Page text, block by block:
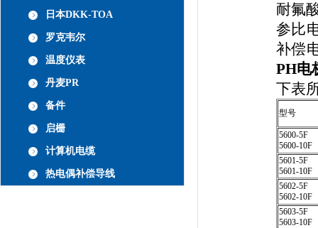
日本DKK-TOA
罗克韦尔
温度仪表
丹麦PR
备件
启栅
计算机电缆
热电偶补偿导线
耐氟
参比
补偿
PH电
下表
型号
5600-5F
5600-10F
5601-5F
5601-10F
5602-5F
5602-10F
5603-5F
5603-10F